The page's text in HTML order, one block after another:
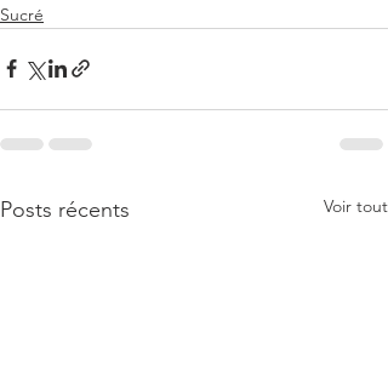
Sucré
Posts récents Voir tout